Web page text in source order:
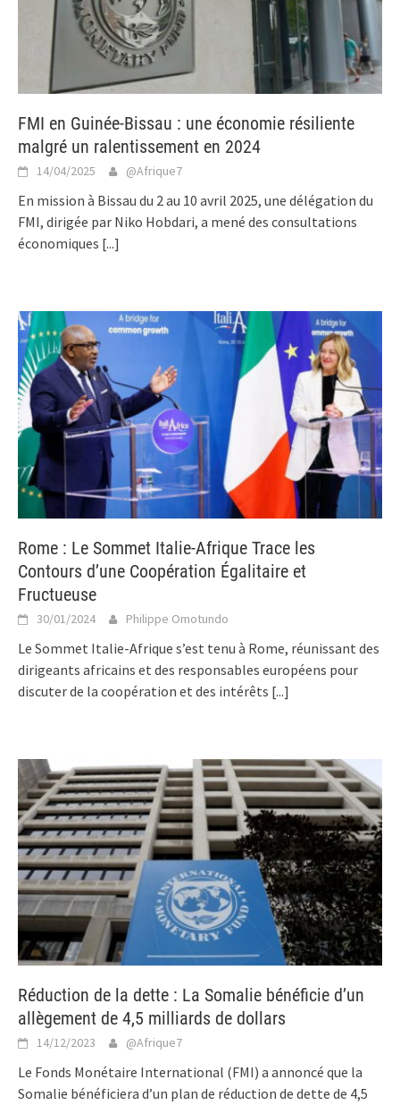
FMI en Guinée-Bissau : une économie résiliente
malgré un ralentissement en 2024
14/04/2025 @Afrique7
En mission à Bissau du 2 au 10 avril 2025, une délégation du
FMI, dirigée par Niko Hobdari, a mené des consultations
économiques [...]
Rome : Le Sommet Italie-Afrique Trace les
Contours d’une Coopération Égalitaire et
Fructueuse
30/01/2024 Philippe Omotundo
Le Sommet Italie-Afrique s’est tenu à Rome, réunissant des
dirigeants africains et des responsables européens pour
discuter de la coopération et des intérêts [...]
Réduction de la dette : La Somalie bénéficie d’un
allègement de 4,5 milliards de dollars
14/12/2023 @Afrique7
Le Fonds Monétaire International (FMI) a annoncé que la
Somalie bénéficiera d’un plan de réduction de dette de 4,5